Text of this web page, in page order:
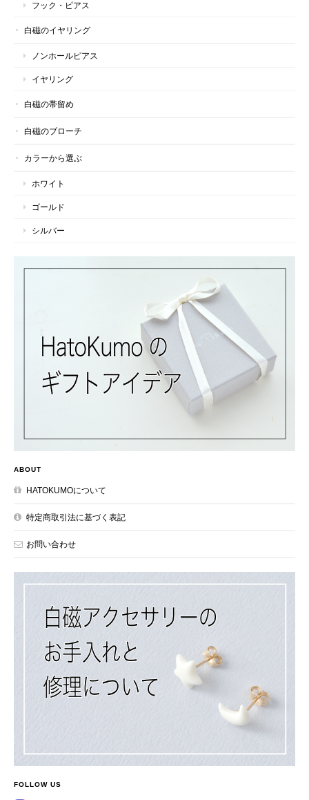
フック・ピアス
白磁のイヤリング
ノンホールピアス
イヤリング
白磁の帯留め
白磁のブローチ
カラーから選ぶ
ホワイト
ゴールド
シルバー
ABOUT
HATOKUMOについて
特定商取引法に基づく表記
お問い合わせ
FOLLOW US